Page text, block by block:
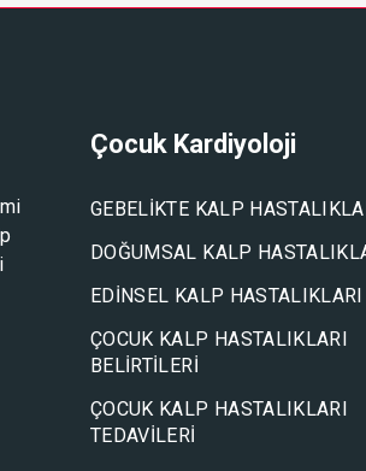
Çocuk Kardiyoloji
GEBELIKTE KALP
DOĞUMSAL KALP
EDINSEL KALP HASTALIKLARI
ÇOCUK KALP HASTALIKLARI
BELIRTILERI
ÇOCUK KALP HASTALIKLARI
TEDAVILERI